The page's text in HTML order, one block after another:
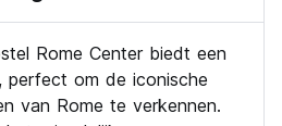
tweepersoonsbed + 1 kleine
+ douchegel + zeep +
(vers gevulde croissant en
naar keuze)
een luxere hostelervaring!
Rome Center biedt een
perfect om de iconische
van Rome te verkennen.